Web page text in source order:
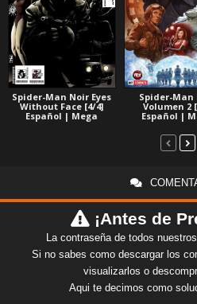
Spider-Man Noir Eyes
Without Face [4/4]
Español | Mega
Spider-Man
Volumen 2
Español |
¡Antes de
La contraseña de todos
Si no sabes como descargar los
visualizarlos o
Aqui te decimos como